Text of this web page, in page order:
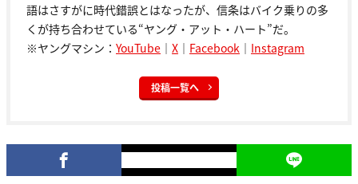
語はさすがに時代錯誤とはなったが、信条はバイク乗りの多
くが持ち合わせている“ヤング・アット・ハート”だ。
※ヤングマシン： YouTube ｜ X ｜ Facebook ｜ Instagram
投稿一覧へ